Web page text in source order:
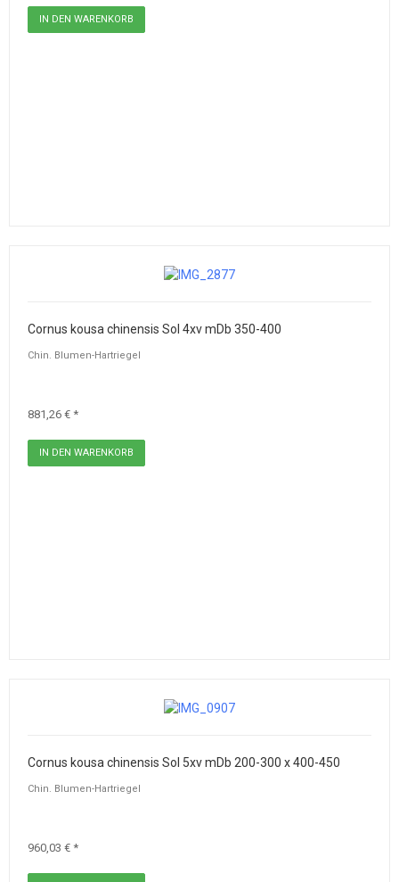
Cornus kousa chinensis Sol 4xv mDb 350-400
Chin. Blumen-Hartriegel
881,26 € *
Cornus kousa chinensis Sol 5xv mDb 200-300 x 400-450
Chin. Blumen-Hartriegel
960,03 € *